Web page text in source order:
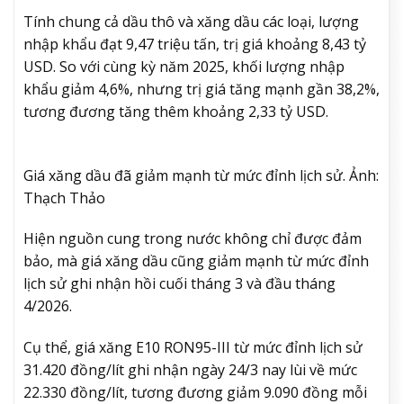
Tính chung cả dầu thô và xăng dầu các loại, lượng
nhập khẩu đạt 9,47 triệu tấn, trị giá khoảng 8,43 tỷ
USD. So với cùng kỳ năm 2025, khối lượng nhập
khẩu giảm 4,6%, nhưng trị giá tăng mạnh gần 38,2%,
tương đương tăng thêm khoảng 2,33 tỷ USD.
Giá xăng dầu đã giảm mạnh từ mức đỉnh lịch sử. Ảnh:
Thạch Thảo
Hiện nguồn cung trong nước không chỉ được đảm
bảo, mà giá xăng dầu cũng giảm mạnh từ mức đỉnh
lịch sử ghi nhận hồi cuối tháng 3 và đầu tháng
4/2026.
Cụ thể, giá xăng E10 RON95-III từ mức đỉnh lịch sử
31.420 đồng/lít ghi nhận ngày 24/3 nay lùi về mức
22.330 đồng/lít, tương đương giảm 9.090 đồng mỗi